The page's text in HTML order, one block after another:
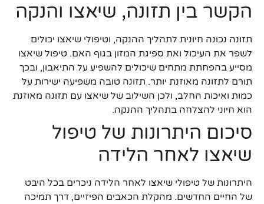
הקשר בין תזונה, שיאצו והנקה
תזונה נכונה חיונית לתהליך ההנקה, וטיפולי שיאצו יכולים
לשפר את העיכול ואת ספיגת המזון בגוף האם. טיפול שיאצו
מסייע בהפחתת מתחים שיכולים להשפיע על התיאבון, ובכך
תורם לתזונה מאוזנת יותר. תזונה טובה משפיעה ישירות על
כמות ואיכות החלב, ולכן השילוב של שיאצו עם תזונה מאוזנת
הוא חיוני להצלחה בתהליך ההנקה.
סיכום היתרונות של טיפול
שיאצו לאחר הלידה
היתרונות של טיפולי שיאצו לאחר הלידה ניכרים בכל היבט
של החיים החדשים. מהקלת הכאבים הפיזיים, דרך תמיכה